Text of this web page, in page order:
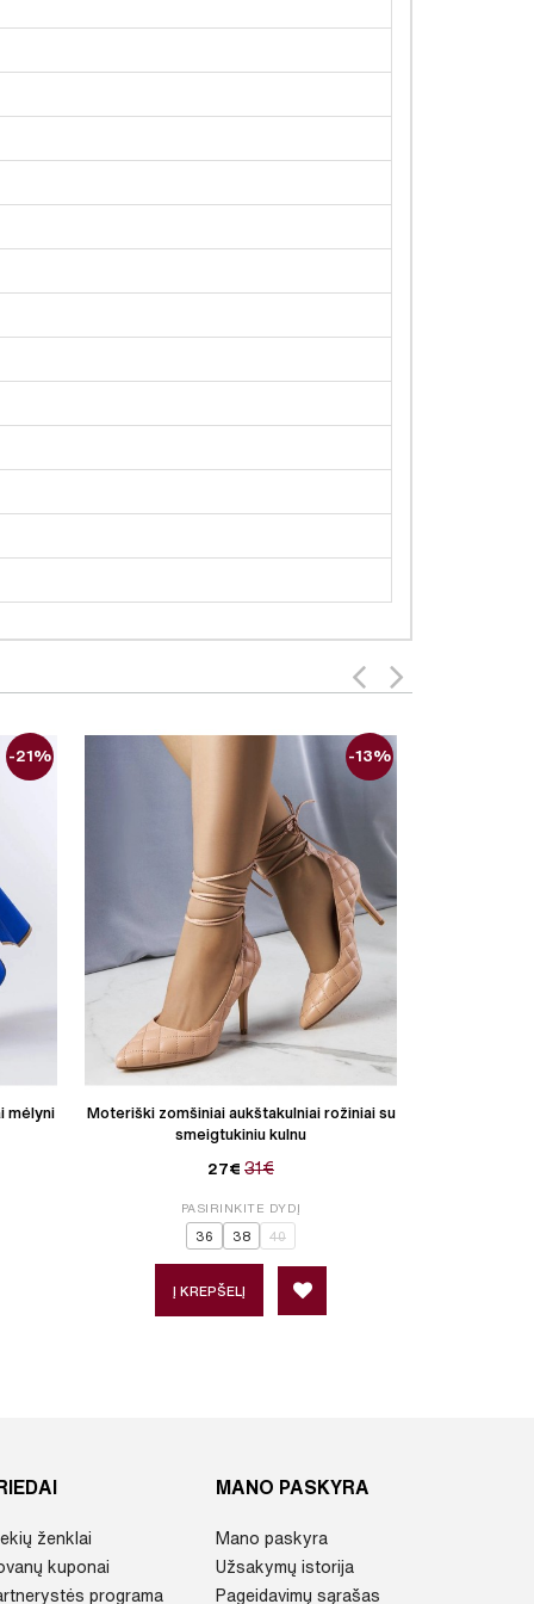
mėlyni
-21%
Moteriški zomšiniai aukštakulniai rožiniai su
smeigtukiniu kulnu
27€ 31€
-13%
PASIRINKITE DYDĮ
36 38 40
Į KREPŠELĮ
ženklai
kuponai
programa
MANO PASKYRA
Mano paskyra
Užsakymų istorija
Pageidavimų sąrašas